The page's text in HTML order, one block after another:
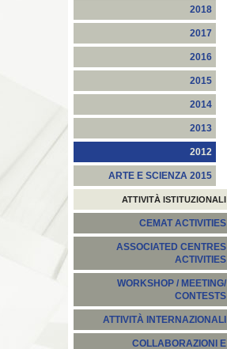
2018
2017
2016
2015
2014
2013
2012
ARTE E SCIENZA 2015
ATTIVITÀ ISTITUZIONALI
CEMAT ACTIVITIES
ASSOCIATED CENTRES
ACTIVITIES
WORKSHOP / MEETING/
CONTESTS
ATTIVITÀ INTERNAZIONALI
COLLABORAZIONI E